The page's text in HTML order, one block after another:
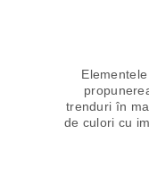
trenduri în
de culori cu